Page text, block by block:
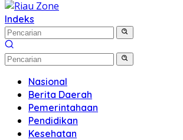
Indeks
Nasional
Berita Daerah
Pemerintahaan
Pendidikan
Kesehatan